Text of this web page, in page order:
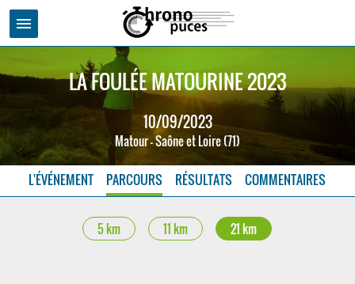
menu
LA FOULÉE MATOURINE 2023
10/09/2023
Matour - Saône et Loire (71)
L'ÉVÉNEMENT PARCOURS RÉSULTATS COMMENTAIRES
5 km 11 km 21 km